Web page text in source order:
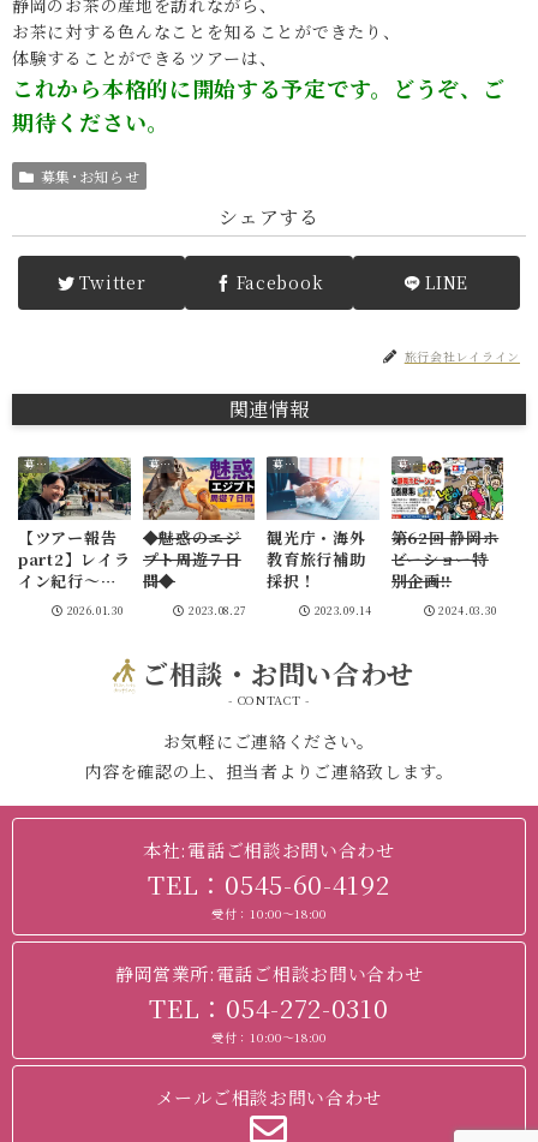
お茶に対する色んなことを知ることができたり、
体験することができるツアーは、
これから本格的に開始する予定です。どうぞ、ご
期待ください。
募集･お知らせ
シェアする
Twitter Facebook LINE
旅行会社レイライン
関連情報
募集･お知らせ
【ツアー報告
part2】レイラ
イン紀行～牧
野宗永さんと
行く信州古代
2026.01.30
募集･お知らせ
◆魅惑のエジ
プト周遊７日
間◆
2023.08.27
募集･お知らせ
観光庁・海外
教育旅行補助
採択！
2023.09.14
募集･お知らせ
第62回 静岡ホ
ビーショー特
別企画!!
2024.03.30
ご相談・お問い合わせ
- CONTACT -
お気軽にご連絡ください。
内容を確認の上、担当者よりご連絡致します。
本社:電話ご相談お問い合わせ
TEL：0545-60-4192
受付：10:00～18:00
静岡営業所:電話ご相談お問い合わせ
TEL：054-272-0310
受付：10:00～18:00
メールご相談お問い合わせ